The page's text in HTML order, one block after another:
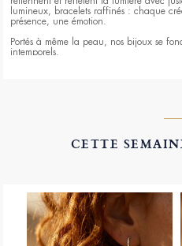
lumineux, bracelets raffinés : chaque
présence, une émotion.
Portés à même la peau, nos bijoux se
intemporels.
CETTE